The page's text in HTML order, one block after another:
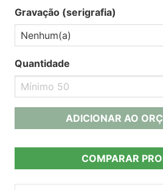
Gravação (serigrafia)
Quantidade
ADICIONAR AO
COMPARAR